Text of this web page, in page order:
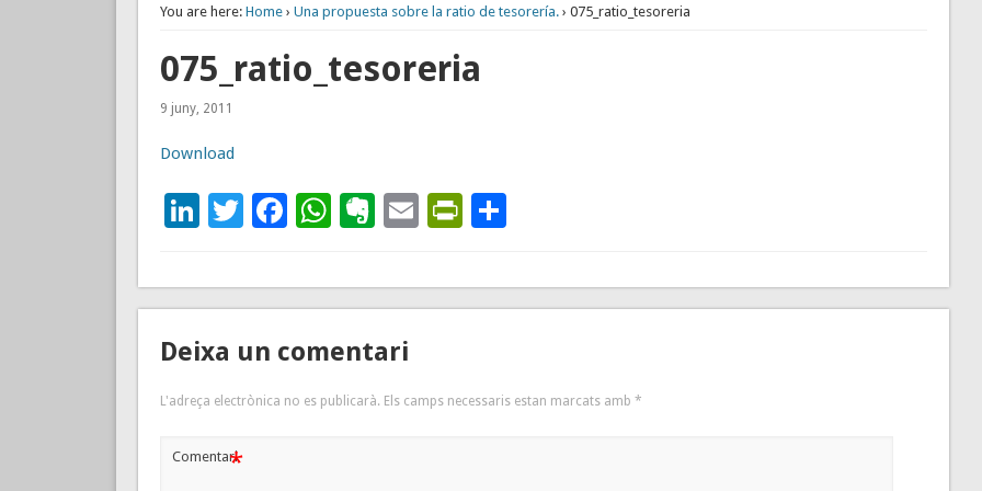
You are here: Home› Una propuesta sobre la ratio de tesorería.› 075_ratio_tesoreria
075_ratio_tesoreria
9 juny, 2011
Download
LinkedIn
Twitter
Facebook
WhatsApp
Evernote
EmailPrintFriendly
Comparteix
Deixa un comentari
L'adreça electrònica no es publicarà. Els camps necessaris estan marcats amb *
Comentari*